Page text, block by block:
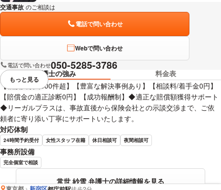
交通事故 のご相談は
電話で問い合わせ
Webで問い合わせ
電話で問い合わせ050-5285-3786
弁護士の強み
料金表
【相談実績3,000件超】【豊富な解決事例あり】【相談料/着手金0円】
【賠償金の適正診断0円】【成功報酬制】◆適正な賠償額獲得サポート
◆リーガルプラスは、事故直後から保険会社との示談交渉まで、ご依
頼者に寄り添い丁寧にサポートいたします。
対応体制
24時間予約受付 女性スタッフ在籍 休日相談可 夜間相談可
事務所設備
完全個室で相談
常世 紗雪 弁護士の詳細情報を見る
視覚的に省略されている要素を
もっと見る